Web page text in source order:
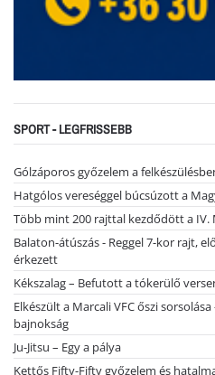
SPORT - LEGFRISSEBB
Gólzáporos győzelem a
Hatgólos vereséggel búcsúzott a
Több mint 200 rajttal kezdődött a IV.
Balaton-átúszás - Reggel 7-kor rajt,
érkezett
Kékszalag – Befutott a tókerülő
Elkészült a Marcali VFC őszi
bajnokság
Ju-Jitsu – Egy a pálya
Kettős Fifty-Fifty győzelem és